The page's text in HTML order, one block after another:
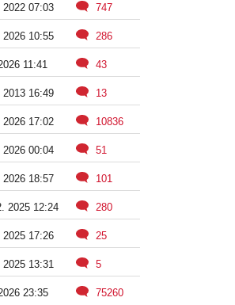
2022 07:03 747
2026 10:55 286
11:41 43
2013 16:49 13
2026 17:02 10836
2026 00:04 51
2026 18:57 101
2025 12:24 280
2025 17:26 25
13:31 5
23:35 75260